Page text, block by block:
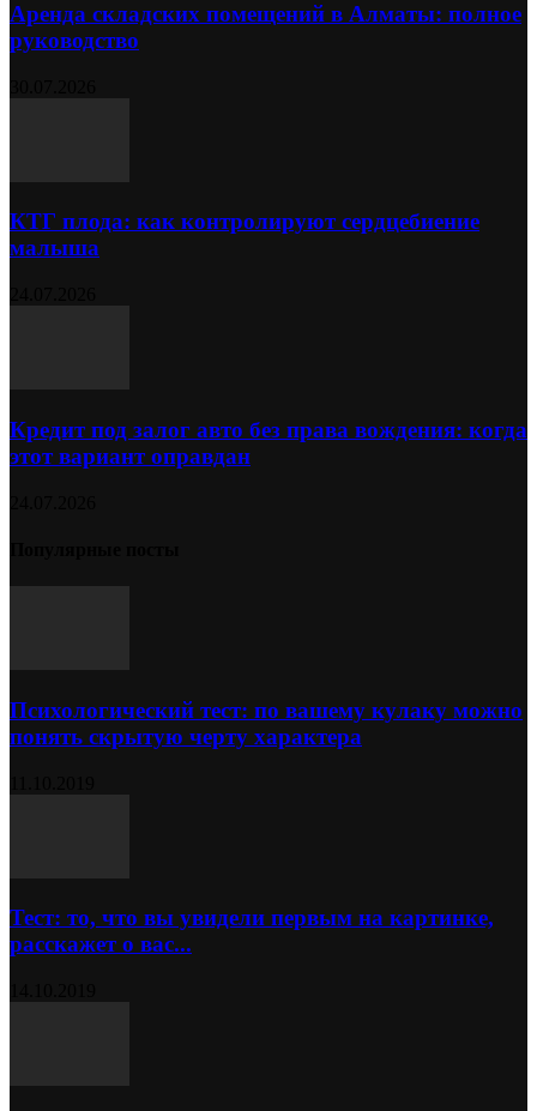
Аренда складских помещений в Алматы: полное
руководство
КТГ плода: как контролируют сердцебиение
малыша
Кредит под залог авто без права вождения: когда
этот вариант оправдан
Психологический тест: по вашему кулаку можно
понять скрытую черту характера
Тест: то, что вы увидели первым на картинке,
расскажет о вас...